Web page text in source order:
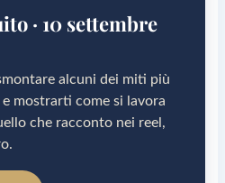
· 10 settembre
alcuni dei miti più
mostrarti come si lavora
che racconto nei reel,